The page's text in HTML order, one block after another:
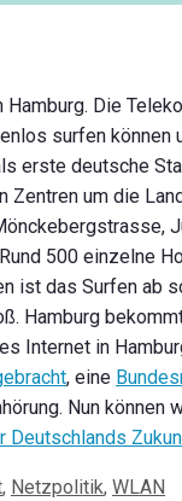
Die
surfen
erste deutsche
um die
500 einzelne
ist das Surfen ab
Hamburg
Internet in
, eine
Nun können
Deutschlands
, Netzpolitik, WLAN